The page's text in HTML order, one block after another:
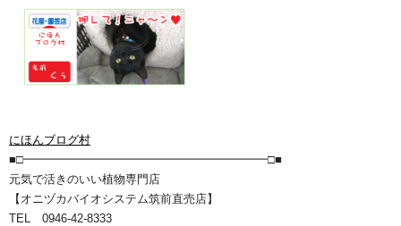
にほんブログ村
■□━━━━━━━━━━━━━━━━━━━━━□■
元気で活きのいい植物専門店
【オニヅカバイオシステム筑前直売店】
TEL 0946-42-8333